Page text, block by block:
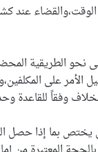
عند
نحو الطريقية
الأمر على
وفقاً للقاعدة
بما إذا حصل